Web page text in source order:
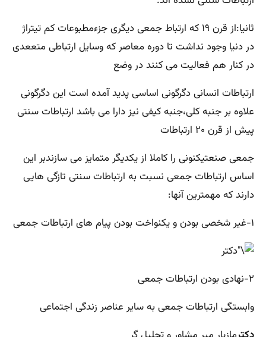
ثانیا:از قرن ۱۹ که ارتباط جمعی دیگری جزءمطبوعات کم تیتراژ
در دنیا وجود نداشت تا دوره معاصر که وسایل ارتباطی متععدی
در کنار هم فعالیت می کنند در وضع
ارتباطات انسانی دگرگونی اساسی پدید آمده است این دگرگونی
علاوه بر جنبه کلی،جنبه کیفی نیز دارا می باشد ارتباطات سنتی
پیش از قرن ۲۰ ارتباطات
جمعی صنعتیکنونی را کاملا از یکدیگر متمایز می سازندبر این
اساس ارتباطات جمعی نسبت به ارتباطات سنتی تازگی هایی
دارند که مهمترین آنها:
۱-غیر شخصی بودن و یکنواخت بودن پیام های ارتباطات جمعی
۲-نهادی بودن ارتباطات جمعی
وابستگی ارتباطات جمعی به سایر عناصر زندگی اجتماعی